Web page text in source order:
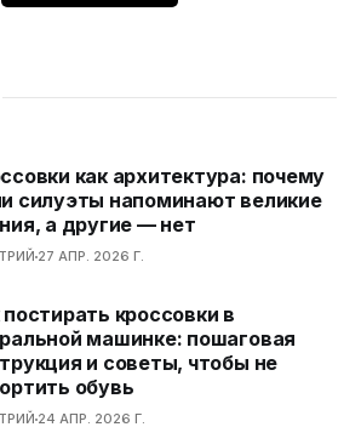
как архитектура: почему
силуэты напоминают великие
а другие — нет
27 АПР. 2026 Г.
постирать кроссовки в
машинке: пошаговая
и советы, чтобы не
обувь
24 АПР. 2026 Г.